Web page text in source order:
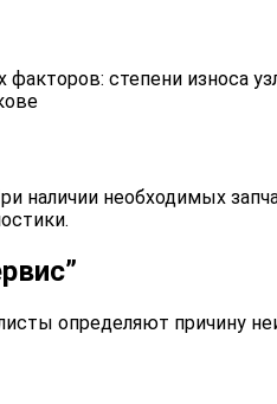
степени износа
наличии необходимых
определяют причину